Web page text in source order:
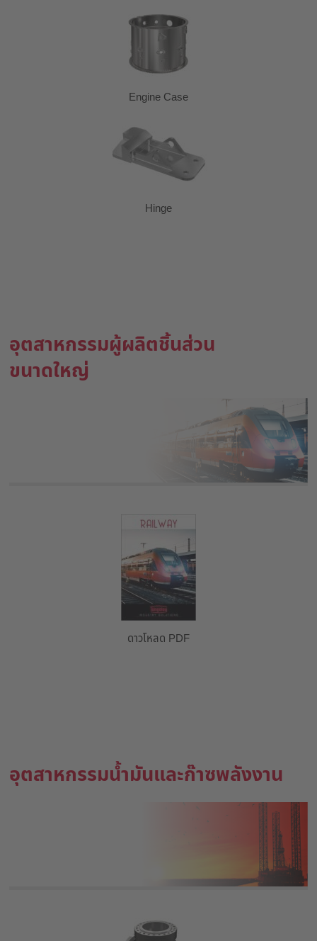
Engine Case
Hinge
อุตสาหกรรมผู้ผลิตชิ้นส่วน
ขนาดใหญ่
ดาวโหลด PDF
อุตสาหกรรมน้ำมันและก๊าซพลังงาน